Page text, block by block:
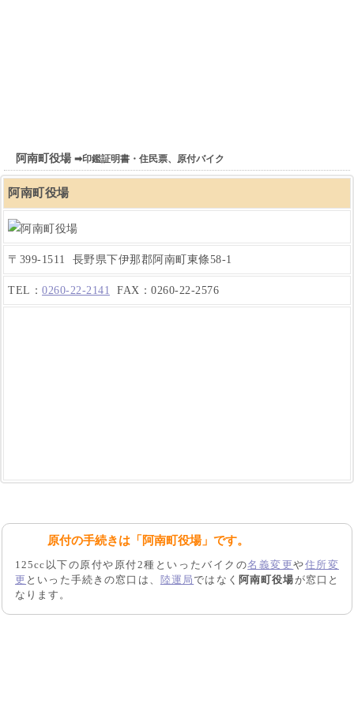
阿南町役場 ➡印鑑証明書・住民票、原付バイク
阿南町役場
〒399-1511 長野県下伊那郡阿南町東條58-1
TEL： 0260-22-2141 FAX：0260-22-2576
原付の手続きは「阿南町役場」です。
125cc以下の原付や原付2種といったバイクの名義変更や住所変
更 といった手続きの窓口は、 陸運局ではなく 阿南町役場 が窓口と
なります。